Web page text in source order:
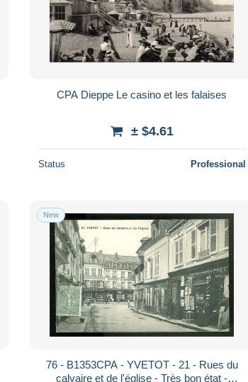
CPA Dieppe Le casino et les falaises
± $4.61
Status Professional
New
76 - B1353CPA - YVETOT - 21 - Rues du
calvaire et de l'église - Très bon état -